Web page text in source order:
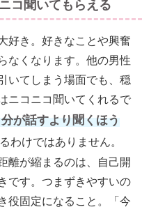
コ聞いてもらえる
好き。好きなことや興奮
なくなります。他の男性
いてしまう場面でも、穏
ニコニコ聞いてくれるで
が話すより聞くほう
わけではありません。
離が縮まるのは、自己開
です。つまずきやすいの
役固定になること。「今